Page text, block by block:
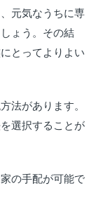
元気なうちに専
ょう。その結
とってよりよい
法があります。
選択することが
の手配が可能で